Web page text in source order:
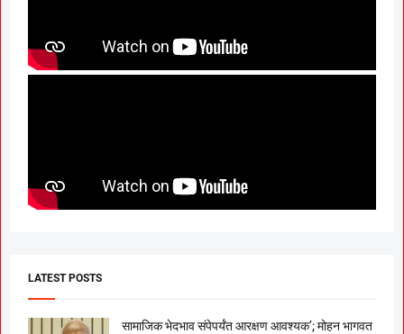
LATEST POSTS
सामाजिक भेदभाव संपेपर्यंत आरक्षण आवश्यक’; मोहन भागवत